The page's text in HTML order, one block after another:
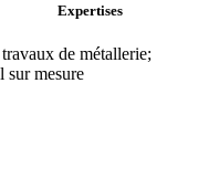
Expertises
de métallerie;
sur mesure